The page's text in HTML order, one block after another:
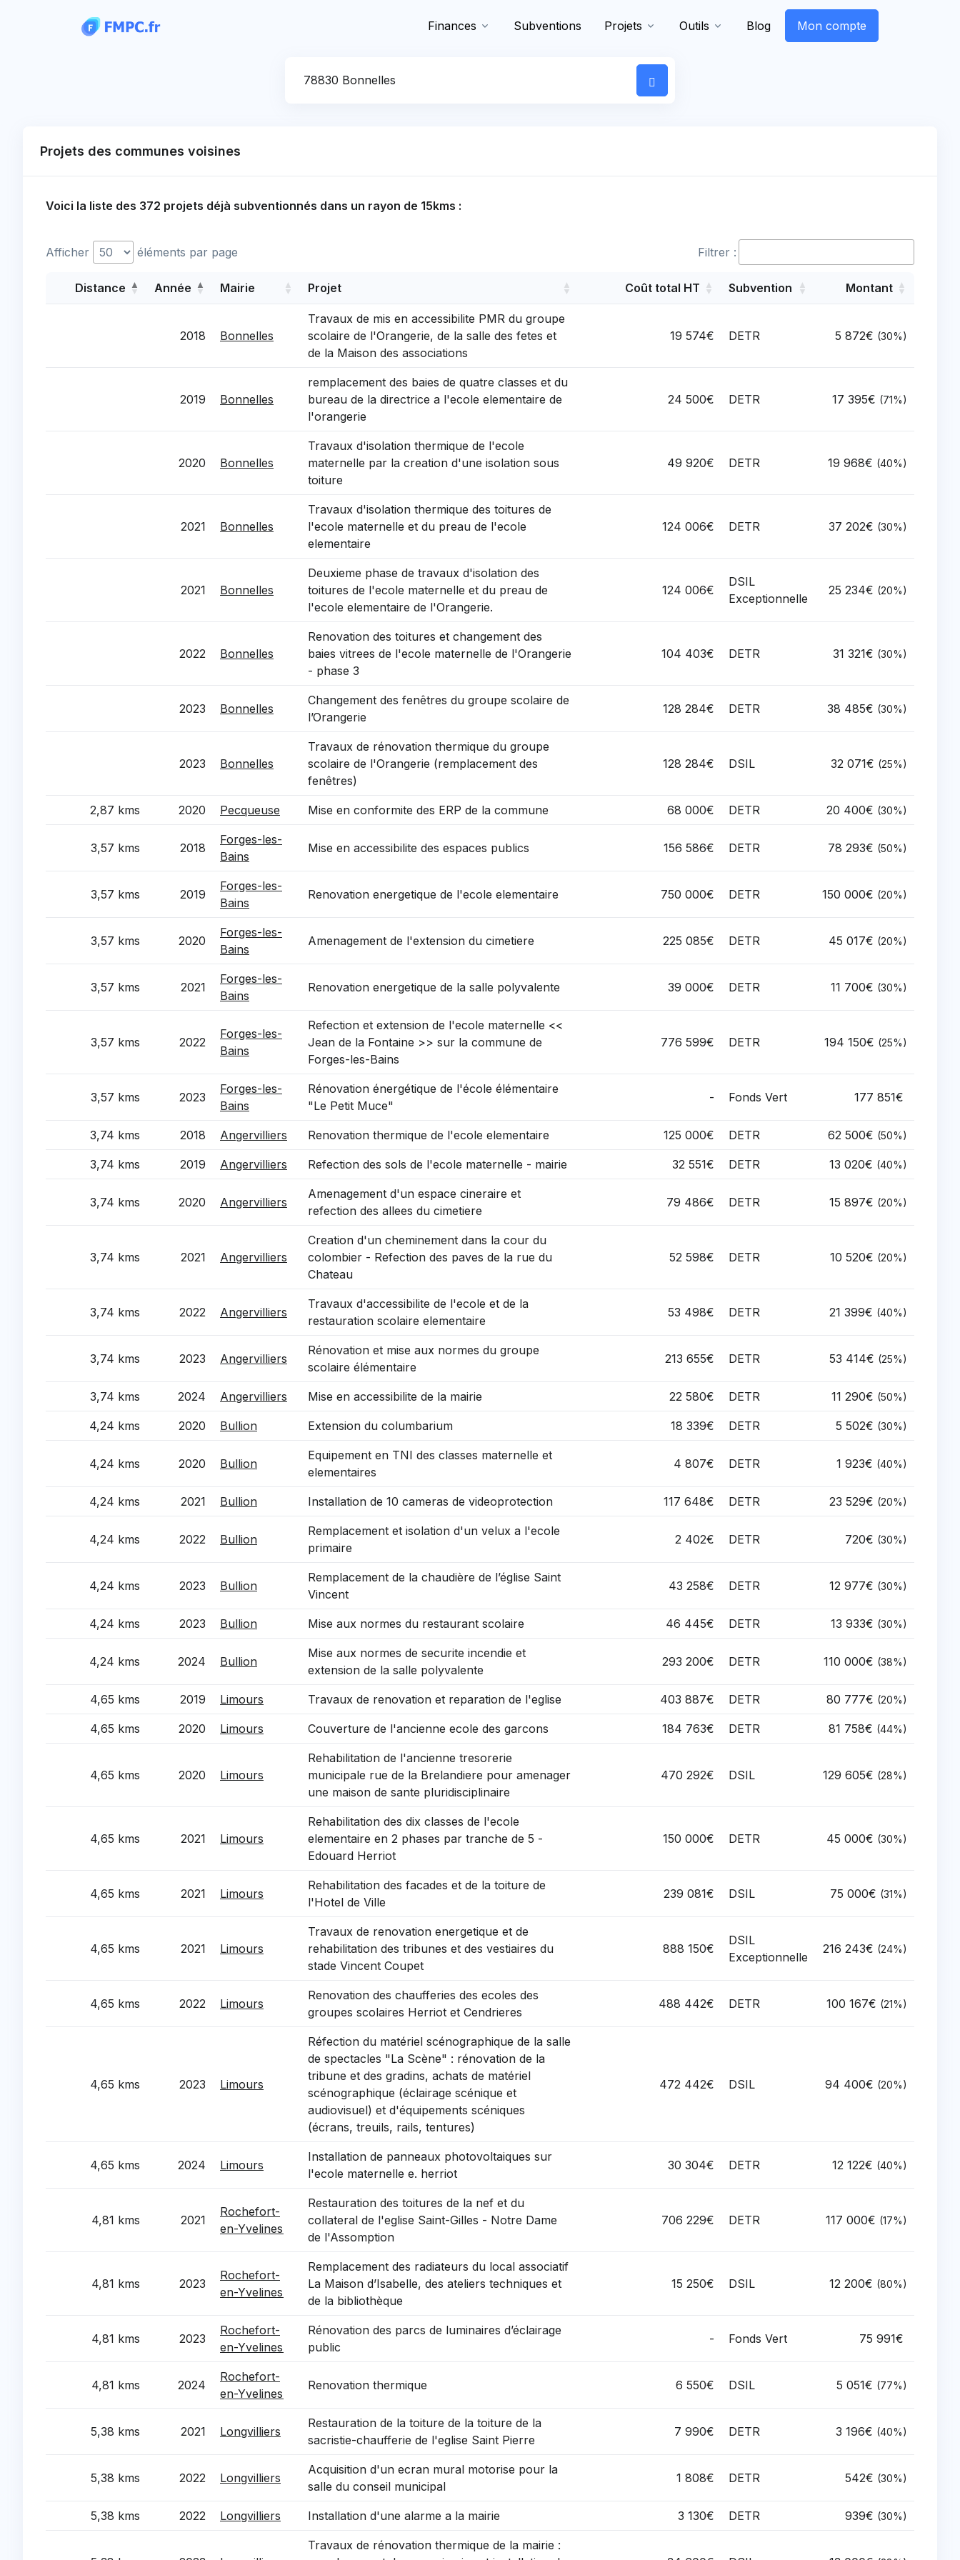
Finances Subventions Projets Outils Blog Mon compte
Projets des communes voisines
Voici la liste des 372 projets déjà subventionnés dans un rayon de 15kms :
Afficher éléments par page Filtrer :
Distance Année Mairie Projet Coût total HT Subvention Montant
2018 Bonnelles
Travaux de mis en accessibilite PMR du groupe
scolaire de l'Orangerie, de la salle des fetes et
de la Maison des associations
19 574€ DETR 5 872€ (30%)
2019 Bonnelles
remplacement des baies de quatre classes et du
bureau de la directrice a l'ecole elementaire de
l'orangerie
24 500€ DETR 17 395€ (71%)
2020 Bonnelles
Travaux d'isolation thermique de l'ecole
maternelle par la creation d'une isolation sous
toiture
49 920€ DETR 19 968€ (40%)
2021 Bonnelles
Travaux d'isolation thermique des toitures de
l'ecole maternelle et du preau de l'ecole
elementaire
124 006€ DETR 37 202€ (30%)
2021 Bonnelles
Deuxieme phase de travaux d'isolation des
toitures de l'ecole maternelle et du preau de
l'ecole elementaire de l'Orangerie.
124 006€
DSIL
Exceptionnelle
25 234€ (20%)
2022 Bonnelles
Renovation des toitures et changement des
baies vitrees de l'ecole maternelle de l'Orangerie
- phase 3
104 403€ DETR 31 321€ (30%)
2023 Bonnelles
Changement des fenêtres du groupe scolaire de
l’Orangerie
128 284€ DETR 38 485€ (30%)
2023 Bonnelles
Travaux de rénovation thermique du groupe
scolaire de l'Orangerie (remplacement des
fenêtres)
128 284€ DSIL 32 071€ (25%)
2,87 kms 2020 Pecqueuse Mise en conformite des ERP de la commune 68 000€ DETR 20 400€ (30%)
3,57 kms 2018
Forges-les-
Bains
Mise en accessibilite des espaces publics 156 586€ DETR 78 293€ (50%)
3,57 kms 2019
Forges-les-
Bains
Renovation energetique de l'ecole elementaire 750 000€ DETR 150 000€ (20%)
3,57 kms 2020
Forges-les-
Bains
Amenagement de l'extension du cimetiere 225 085€ DETR 45 017€ (20%)
3,57 kms 2021
Forges-les-
Bains
Renovation energetique de la salle polyvalente 39 000€ DETR 11 700€ (30%)
3,57 kms 2022
Forges-les-
Bains
Refection et extension de l'ecole maternelle <<
Jean de la Fontaine >> sur la commune de
Forges-les-Bains
776 599€ DETR 194 150€ (25%)
3,57 kms 2023
Forges-les-
Bains
Rénovation énergétique de l'école élémentaire
"Le Petit Muce"
- Fonds Vert 177 851€
3,74 kms 2018 Angervilliers Renovation thermique de l'ecole elementaire 125 000€ DETR 62 500€ (50%)
3,74 kms 2019 Angervilliers Refection des sols de l'ecole maternelle - mairie 32 551€ DETR 13 020€ (40%)
3,74 kms 2020 Angervilliers
Amenagement d'un espace cineraire et
refection des allees du cimetiere
79 486€ DETR 15 897€ (20%)
3,74 kms 2021 Angervilliers
Creation d'un cheminement dans la cour du
colombier - Refection des paves de la rue du
Chateau
52 598€ DETR 10 520€ (20%)
3,74 kms 2022 Angervilliers
Travaux d'accessibilite de l'ecole et de la
restauration scolaire elementaire
53 498€ DETR 21 399€ (40%)
3,74 kms 2023 Angervilliers
Rénovation et mise aux normes du groupe
scolaire élémentaire
213 655€ DETR 53 414€ (25%)
3,74 kms 2024 Angervilliers Mise en accessibilite de la mairie 22 580€ DETR 11 290€ (50%)
4,24 kms 2020 Bullion Extension du columbarium 18 339€ DETR 5 502€ (30%)
4,24 kms 2020 Bullion
Equipement en TNI des classes maternelle et
elementaires
4 807€ DETR 1 923€ (40%)
4,24 kms 2021 Bullion Installation de 10 cameras de videoprotection 117 648€ DETR 23 529€ (20%)
4,24 kms 2022 Bullion
Remplacement et isolation d'un velux a l'ecole
primaire
2 402€ DETR 720€ (30%)
4,24 kms 2023 Bullion
Remplacement de la chaudière de l’église Saint
Vincent
43 258€ DETR 12 977€ (30%)
4,24 kms 2023 Bullion Mise aux normes du restaurant scolaire 46 445€ DETR 13 933€ (30%)
4,24 kms 2024 Bullion
Mise aux normes de securite incendie et
extension de la salle polyvalente
293 200€ DETR 110 000€ (38%)
4,65 kms 2019 Limours Travaux de renovation et reparation de l'eglise 403 887€ DETR 80 777€ (20%)
4,65 kms 2020 Limours Couverture de l'ancienne ecole des garcons 184 763€ DETR 81 758€ (44%)
4,65 kms 2020 Limours
Rehabilitation de l'ancienne tresorerie
municipale rue de la Brelandiere pour amenager
une maison de sante pluridisciplinaire
470 292€ DSIL 129 605€ (28%)
4,65 kms 2021 Limours
Rehabilitation des dix classes de l'ecole
elementaire en 2 phases par tranche de 5 -
Edouard Herriot
150 000€ DETR 45 000€ (30%)
4,65 kms 2021 Limours
Rehabilitation des facades et de la toiture de
l'Hotel de Ville
239 081€ DSIL 75 000€ (31%)
4,65 kms 2021 Limours
Travaux de renovation energetique et de
rehabilitation des tribunes et des vestiaires du
stade Vincent Coupet
888 150€
DSIL
Exceptionnelle
216 243€ (24%)
4,65 kms 2022 Limours
Renovation des chaufferies des ecoles des
groupes scolaires Herriot et Cendrieres
488 442€ DETR 100 167€ (21%)
4,65 kms 2023 Limours
Réfection du matériel scénographique de la salle
de spectacles "La Scène" : rénovation de la
tribune et des gradins, achats de matériel
scénographique (éclairage scénique et
audiovisuel) et d'équipements scéniques
(écrans, treuils, rails, tentures)
472 442€ DSIL 94 400€ (20%)
4,65 kms 2024 Limours
Installation de panneaux photovoltaiques sur
l'ecole maternelle e. herriot
30 304€ DETR 12 122€ (40%)
4,81 kms 2021
Rochefort-
en-Yvelines
Restauration des toitures de la nef et du
collateral de l'eglise Saint-Gilles - Notre Dame
de l'Assomption
706 229€ DETR 117 000€ (17%)
4,81 kms 2023
Rochefort-
en-Yvelines
Remplacement des radiateurs du local associatif
La Maison d’Isabelle, des ateliers techniques et
de la bibliothèque
15 250€ DSIL 12 200€ (80%)
4,81 kms 2023
Rochefort-
en-Yvelines
Rénovation des parcs de luminaires d’éclairage
public
- Fonds Vert 75 991€
4,81 kms 2024
Rochefort-
en-Yvelines
Renovation thermique 6 550€ DSIL 5 051€ (77%)
5,38 kms 2021 Longvilliers
Restauration de la toiture de la toiture de la
sacristie-chaufferie de l'eglise Saint Pierre
7 990€ DETR 3 196€ (40%)
5,38 kms 2022 Longvilliers
Acquisition d'un ecran mural motorise pour la
salle du conseil municipal
1 808€ DETR 542€ (30%)
5,38 kms 2022 Longvilliers Installation d'une alarme a la mairie 3 130€ DETR 939€ (30%)
Travaux de rénovation thermique de la mairie :